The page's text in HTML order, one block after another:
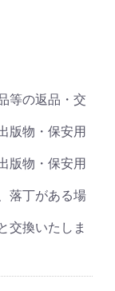
等の返品・交
版物・保安用
版物・保安用
落丁がある場
交換いたしま